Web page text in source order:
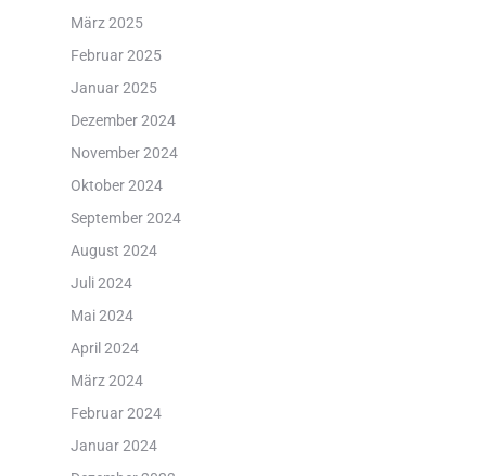
März 2025
Februar 2025
Januar 2025
Dezember 2024
November 2024
Oktober 2024
September 2024
August 2024
Juli 2024
Mai 2024
April 2024
März 2024
Februar 2024
Januar 2024